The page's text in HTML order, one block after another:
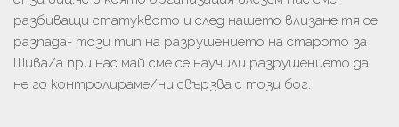
разбиващи статуквото и след нашето влизане тя се
разпада- този тип на разрушението на старото за
Шива/а при нас май сме се научили разрушението да
не го контролираме/ни свързва с този бог.